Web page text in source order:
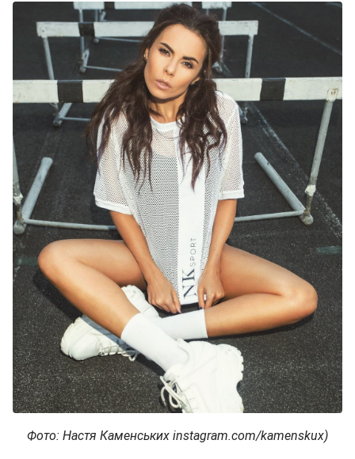
Фото: Настя Каменських instagram.com/kamenskux)